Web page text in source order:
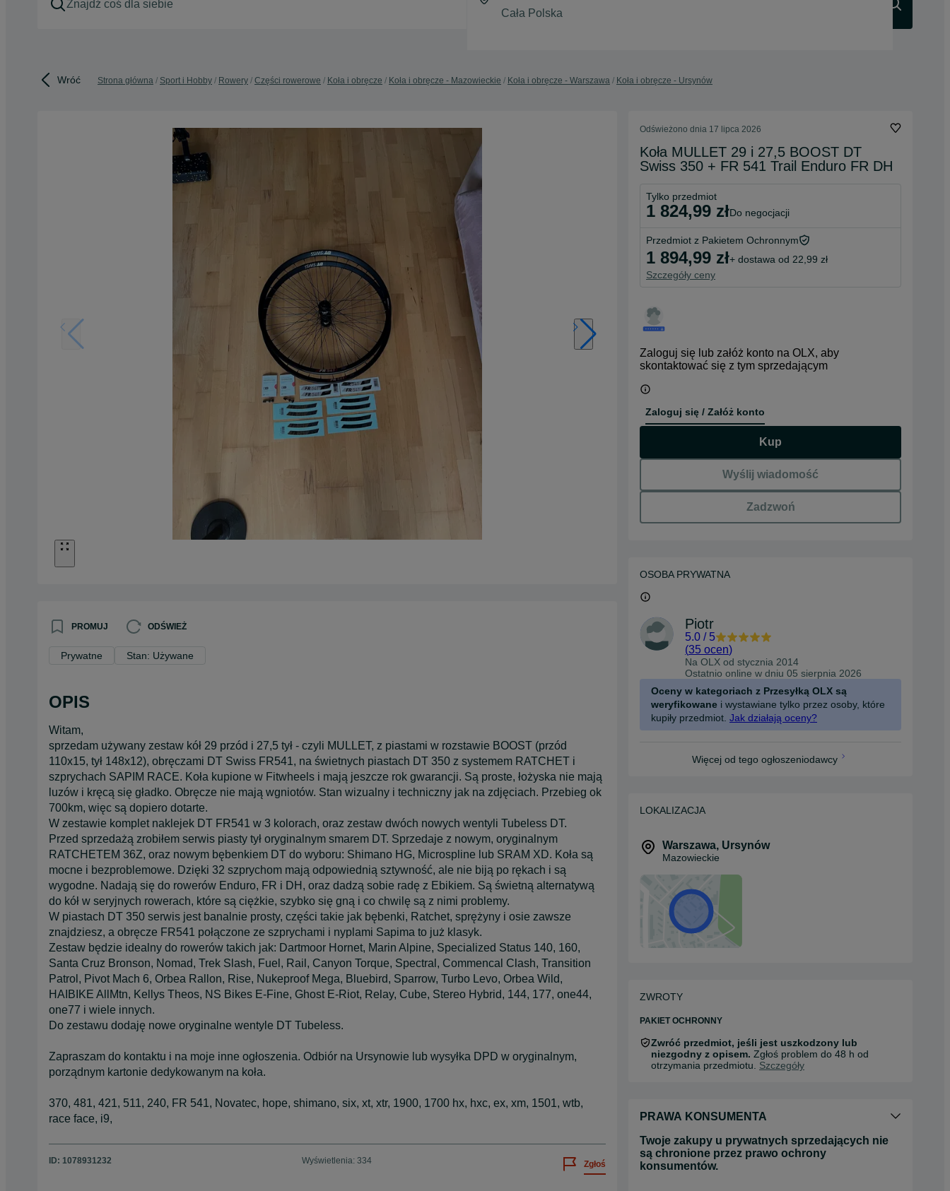
Wróć Strona główna Sport i Hobby Rowery Części rowerowe Koła i obręcze Koła i obręcze - Mazowieckie Koła i obręcze - Warszawa Koła i obręcze - Ursynów
PROMUJ ODŚWIEŻ
Prywatne Stan: Używane
OPIS
Witam,
sprzedam używany zestaw kół 29 przód i 27,5 tył - czyli MULLET, z piastami w rozstawie BOOST (przód
110x15, tył 148x12), obręczami DT Swiss FR541, na świetnych piastach DT 350 z systemem RATCHET i
szprychach SAPIM RACE. Koła kupione w Fitwheels i mają jeszcze rok gwarancji. Są proste, łożyska nie mają
luzów i kręcą się gładko. Obręcze nie mają wgniotów. Stan wizualny i techniczny jak na zdjęciach. Przebieg ok
700km, więc są dopiero dotarte.
W zestawie komplet naklejek DT FR541 w 3 kolorach, oraz zestaw dwóch nowych wentyli Tubeless DT.
Przed sprzedażą zrobiłem serwis piasty tył oryginalnym smarem DT. Sprzedaje z nowym, oryginalnym
RATCHETEM 36Z, oraz nowym bębenkiem DT do wyboru: Shimano HG, Microspline lub SRAM XD. Koła są
mocne i bezproblemowe. Dzięki 32 szprychom mają odpowiednią sztywność, ale nie biją po rękach i są
wygodne. Nadają się do rowerów Enduro, FR i DH, oraz dadzą sobie radę z Ebikiem. Są świetną alternatywą
do kół w seryjnych rowerach, które są ciężkie, szybko się gną i co chwilę są z nimi problemy.
W piastach DT 350 serwis jest banalnie prosty, części takie jak bębenki, Ratchet, sprężyny i osie zawsze
znajdziesz, a obręcze FR541 połączone ze szprychami i nyplami Sapima to już klasyk.
Zestaw będzie idealny do rowerów takich jak: Dartmoor Hornet, Marin Alpine, Specialized Status 140, 160,
Santa Cruz Bronson, Nomad, Trek Slash, Fuel, Rail, Canyon Torque, Spectral, Commencal Clash, Transition
Patrol, Pivot Mach 6, Orbea Rallon, Rise, Nukeproof Mega, Bluebird, Sparrow, Turbo Levo, Orbea Wild,
HAIBIKE AllMtn, Kellys Theos, NS Bikes E‑Fine, Ghost E-Riot, Relay, Cube, Stereo Hybrid, 144, 177, one44,
one77 i wiele innych.
Do zestawu dodaję nowe oryginalne wentyle DT Tubeless.
Zapraszam do kontaktu i na moje inne ogłoszenia. Odbiór na Ursynowie lub wysyłka DPD w oryginalnym,
porządnym kartonie dedykowanym na koła.
370, 481, 421, 511, 240, FR 541, Novatec, hope, shimano, six, xt, xtr, 1900, 1700 hx, hxc, ex, xm, 1501, wtb,
race face, i9,
ID: 1078931232 Wyświetlenia: 334 Zgłoś
Odświeżono dnia 17 lipca 2026
Koła MULLET 29 i 27,5 BOOST DT
Swiss 350 + FR 541 Trail Enduro FR DH
Tylko przedmiot
1 824,99 zł do negocjacji
Przedmiot z Pakietem Ochronnym
1 894,99 zł+ dostawa od 22,99 zł
Szczegóły ceny
Zaloguj się lub załóż konto na OLX, aby
skontaktować się z tym sprzedającym
Zaloguj się / Załóż konto
Kup
Wyślij wiadomość
Zadzwoń
OSOBA PRYWATNA
Piotr
5.0 / 5
(35 ocen)
Na OLX od stycznia 2014
Ostatnio online w dniu 05 sierpnia 2026
Oceny w kategoriach z Przesyłką OLX są
weryfikowane i wystawiane tylko przez osoby, które
kupiły przedmiot. Jak działają oceny?
Więcej od tego ogłoszeniodawcy
LOKALIZACJA
Warszawa, Ursynów
Mazowieckie
ZWROTY
PAKIET OCHRONNY
Zwróć przedmiot, jeśli jest uszkodzony lub
niezgodny z opisem. Zgłoś problem do 48 h od
otrzymania przedmiotu. Szczegóły
PRAWA KONSUMENTA
Twoje zakupy u prywatnych sprzedających nie
są chronione przez prawo ochrony
konsumentów.